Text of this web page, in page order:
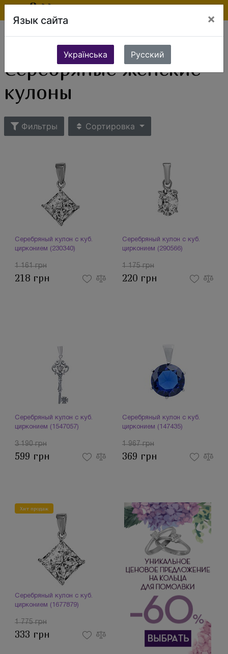
Ювелирные изделия
Серебряные украшения
Серебряные женские
кулоны
Фильтры Сортировка
Серебряный кулон с куб.
цирконием (230340)
1 161 грн
218 грн
Серебряный кулон с куб.
цирконием (290566)
1 175 грн
220 грн
Серебряный кулон с куб.
цирконием (1547057)
3 190 грн
599 грн
Серебряный кулон с куб.
цирконием (147435)
1 967 грн
369 грн
Хит продаж
Серебряный кулон с куб.
цирконием (1677879)
1 775 грн
333 грн
Язык сайта ×
Українська Русский